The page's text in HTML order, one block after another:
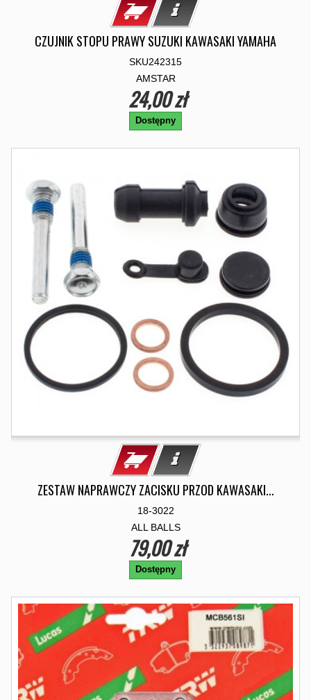
CZUJNIK STOPU PRAWY SUZUKI KAWASAKI YAMAHA
SKU242315
AMSTAR
24,00 zł
Dostępny
ZESTAW NAPRAWCZY ZACISKU PRZOD KAWASAKI...
18-3022
ALL BALLS
79,00 zł
Dostępny